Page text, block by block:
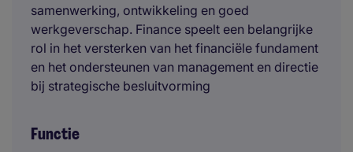
samenwerking, ontwikkeling en goed
werkgeverschap. Finance speelt een belangrijke
rol in het versterken van het financiële fundament
en het ondersteunen van management en directie
bij strategische besluitvorming
Functie